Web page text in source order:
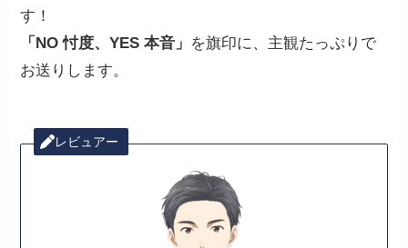
す！
「NO 忖度、YES 本音」 を旗印に、主観たっぷりで
お送りします。
レビュアー